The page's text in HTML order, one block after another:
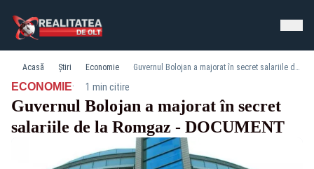
Acasă Știri Economie Guvernul Bolojan a majorat în secret salariile de la Romgaz - DOCUMENT
ECONOMIE· 1 min citire
Guvernul Bolojan a majorat în secret
salariile de la Romgaz - DOCUMENT